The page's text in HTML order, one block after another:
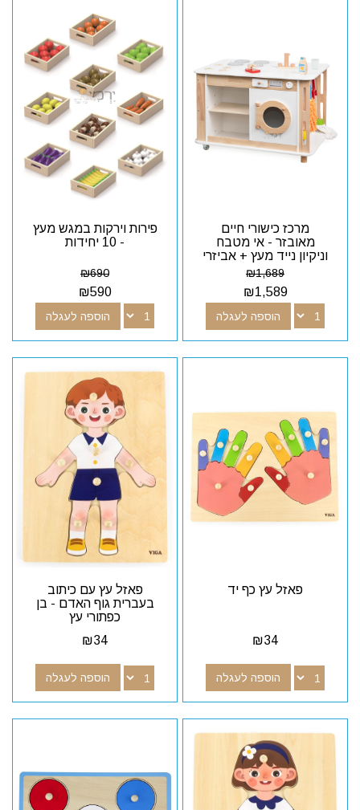
מרכז כישורי חיים
מאובזר - אי מטבח
וניקיון נייד מעץ + אביזרי
עץ ₪1,689
₪1,589
הוספה לעגלה
פירות וירקות במגש מעץ
- 10 יחידות
₪690
₪590
הוספה לעגלה
פאזל עץ כף יד
₪34
הוספה לעגלה
פאזל עץ עם כיתוב
בעברית גוף האדם - בן
כפתורי עץ
₪34
הוספה לעגלה